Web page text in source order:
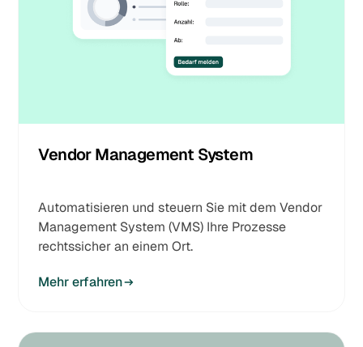
Vendor Management System
Automatisieren und steuern Sie mit dem Vendor
Management System (VMS) Ihre Prozesse
rechtssicher an einem Ort.
Mehr erfahren